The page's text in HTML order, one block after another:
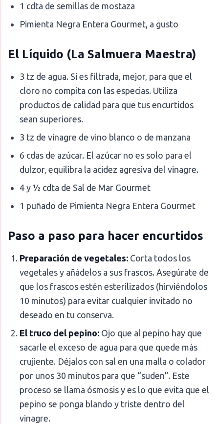
1 cdta de semillas de mostaza
Pimienta Negra Entera Gourmet, a gusto
El Líquido (La Salmuera Maestra)
3 tz de agua. Si es filtrada, mejor, para que el
cloro no compita con las especias. Utiliza
productos de calidad para que tus encurtidos
sean superiores.
3 tz de vinagre de vino blanco o de manzana
6 cdas de azúcar. El azúcar no es solo para el
dulzor, equilibra la acidez agresiva del vinagre.
4 y ½ cdta de Sal de Mar Gourmet
1 puñado de Pimienta Negra Entera Gourmet
Paso a paso para hacer encurtidos
Preparación de vegetales: Corta todos los
vegetales y añádelos a sus frascos. Asegúrate de
que los frascos estén esterilizados (hirviéndolos
10 minutos) para evitar cualquier invitado no
deseado en tu conserva.
El truco del pepino: Ojo que al pepino hay que
sacarle el exceso de agua para que quede más
crujiente. Déjalos con sal en una malla o colador
por unos 30 minutos para que “suden”. Este
proceso se llama ósmosis y es lo que evita que el
pepino se ponga blando y triste dentro del
vinagre.